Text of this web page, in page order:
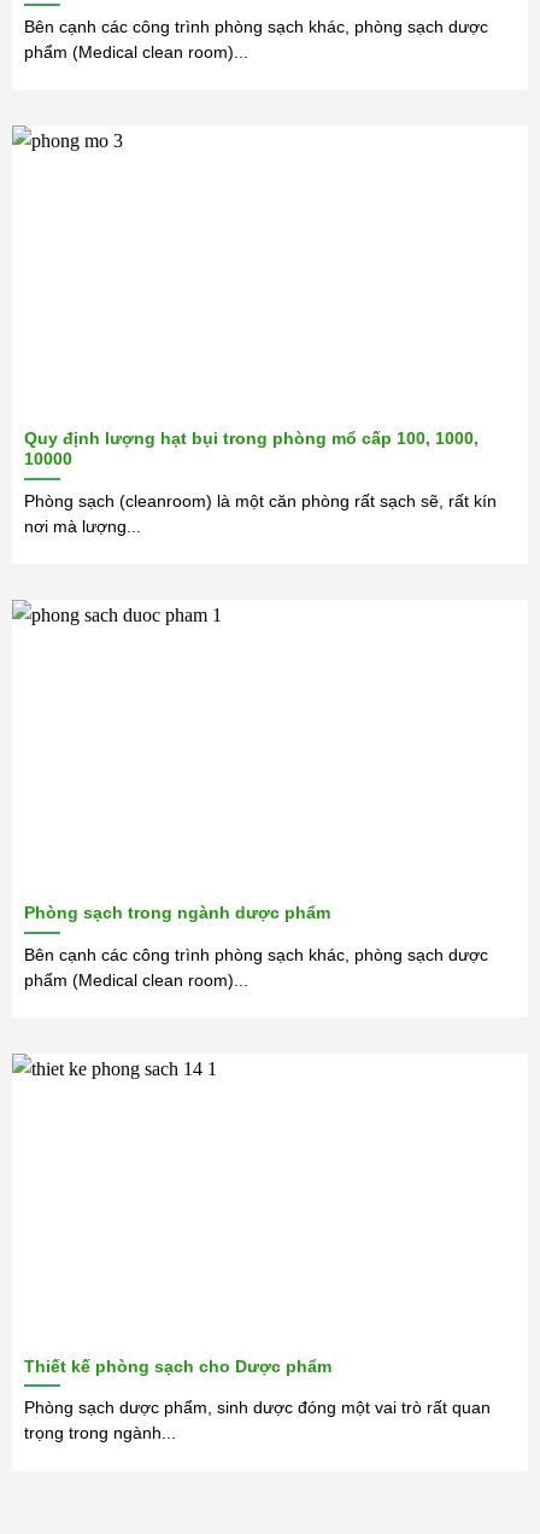
Bên cạnh các công trình phòng sạch khác, phòng sạch dược
phẩm (Medical clean room)...
Quy định lượng hạt bụi trong phòng mổ cấp 100, 1000,
10000
Phòng sạch (cleanroom) là một căn phòng rất sạch sẽ, rất kín
nơi mà lượng...
Phòng sạch trong ngành dược phẩm
Bên cạnh các công trình phòng sạch khác, phòng sạch dược
phẩm (Medical clean room)...
Thiết kế phòng sạch cho Dược phẩm
Phòng sạch dược phẩm, sinh dược đóng một vai trò rất quan
trọng trong ngành...